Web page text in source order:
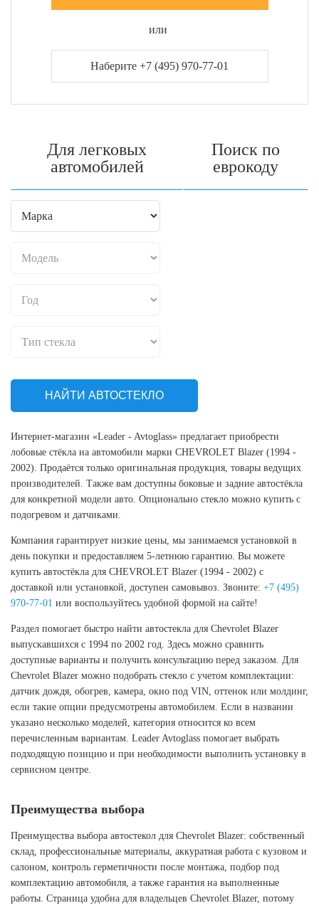
или
Наберите +7 (495) 970-77-01
Для легковых
автомобилей
Поиск по
еврокоду
НАЙТИ АВТОСТЕКЛО
Интернет-магазин «Leader - Avtoglass» предлагает приобрести
лобовые стёкла на автомобили марки CHEVROLET Blazer (1994 -
2002). Продаётся только оригинальная продукция, товары ведущих
производителей. Также вам доступны боковые и задние автостёкла
для конкретной модели авто. Опционально стекло можно купить с
подогревом и датчиками.
Компания гарантирует низкие цены, мы занимаемся установкой в
день покупки и предоставляем 5-летнюю гарантию. Вы можете
купить автостёкла для CHEVROLET Blazer (1994 - 2002) с
доставкой или установкой, доступен самовывоз. Звоните: +7 (495)
970-77-01 или воспользуйтесь удобной формой на сайте!
Раздел помогает быстро найти автостекла для Chevrolet Blazer
выпускавшихся с 1994 по 2002 год. Здесь можно сравнить
доступные варианты и получить консультацию перед заказом. Для
Chevrolet Blazer можно подобрать стекло с учетом комплектации:
датчик дождя, обогрев, камера, окно под VIN, оттенок или молдинг,
если такие опции предусмотрены автомобилем. Если в названии
указано несколько моделей, категория относится ко всем
перечисленным вариантам. Leader Avtoglass помогает выбрать
подходящую позицию и при необходимости выполнить установку в
сервисном центре.
Преимущества выбора
Преимущества выбора автостекол для Chevrolet Blazer: собственный
склад, профессиональные материалы, аккуратная работа с кузовом и
салоном, контроль герметичности после монтажа, подбор под
комплектацию автомобиля, а также гарантия на выполненные
работы. Страница удобна для владельцев Chevrolet Blazer, потому